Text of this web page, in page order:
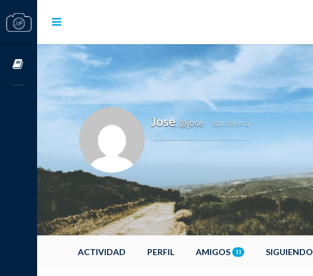
Cursos OnLine
Jose, @jose Barcelona
ACTIVIDAD PERFIL AMIGOS 11 SIGUIENDO